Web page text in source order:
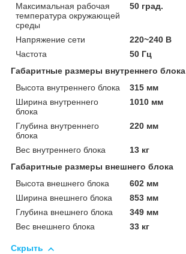
Максимальная рабочая
температура окружающей
среды
50 град.
Напряжение сети
220~240 В
Частота
50 Гц
Габаритные размеры внутреннего блока
Высота внутреннего блока
315 мм
Ширина внутреннего
блока
1010 мм
Глубина внутреннего
блока
220 мм
Вес внутреннего блока
13 кг
Габаритные размеры внешнего блока
Высота внешнего блока
602 мм
Ширина внешнего блока
853 мм
Глубина внешнего блока
349 мм
Вес внешнего блока
33 кг
Скрыть